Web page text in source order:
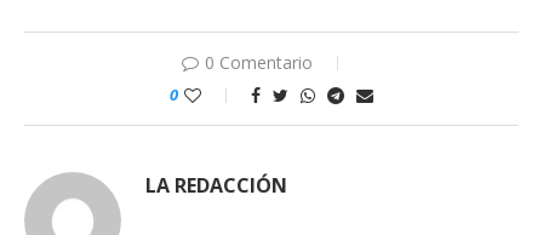
0 Comentario
0
LA REDACCIÓN